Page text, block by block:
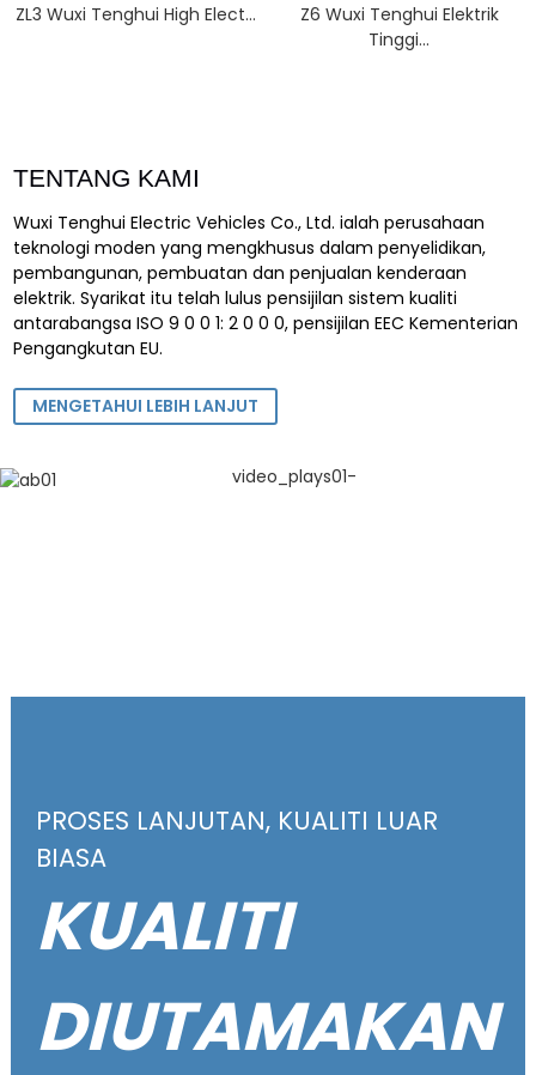
ZL3 Wuxi Tenghui High Elect...
Z6 Wuxi Tenghui Elektrik
Tinggi...
TENTANG KAMI
Wuxi Tenghui Electric Vehicles Co., Ltd. ialah perusahaan
teknologi moden yang mengkhusus dalam penyelidikan,
pembangunan, pembuatan dan penjualan kenderaan
elektrik. Syarikat itu telah lulus pensijilan sistem kualiti
antarabangsa ISO 9 0 0 1: 2 0 0 0, pensijilan EEC Kementerian
Pengangkutan EU.
MENGETAHUI LEBIH LANJUT
PROSES LANJUTAN, KUALITI LUAR
BIASA
KUALITI
DIUTAMAKAN